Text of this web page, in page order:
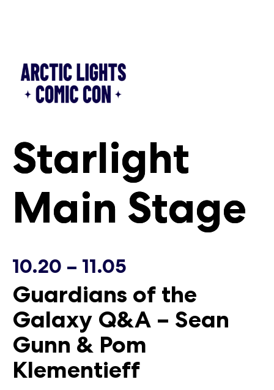
Starlight
Main Stage
Sunnuntai
17.05.2026
Starlight
Main Stage
Sunnuntai
17.05.2026
10.20 – 11.05
Guardians of the
Galaxy Q&A – Sean
Gunn & Pom
Klementieff